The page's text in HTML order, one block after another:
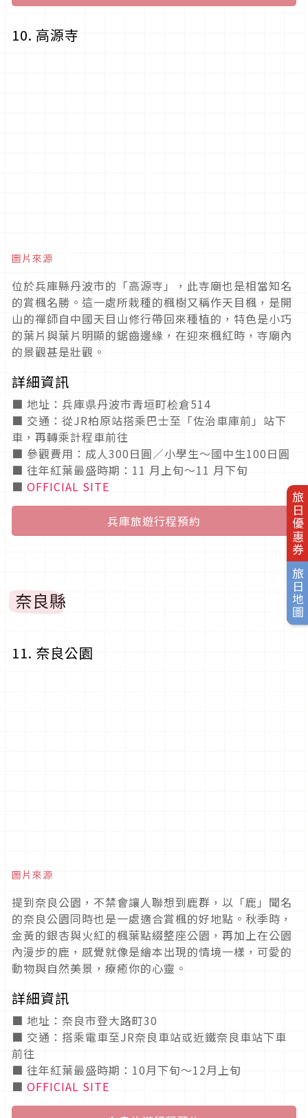
旅日優惠券
旅日地圖
10. 高源寺
圖片來源
位於兵庫縣丹波市的「高源寺」，此寺廟也是相當知名
的賞楓名勝。這一處所栽種的楓樹又稱作天目楓，是開
山的禪師自中國天目山修行帶回來種植的，特色是小巧
的葉片與葉片明顯的鋸齒邊緣，在迎來楓紅時，寺廟內
的景觀甚是壯觀。
詳細資訊
■ 地址：兵庫県丹波市青垣町桧倉514
■ 交通：從JR柏原站搭乘巴士至「佐治車庫前」站下
車，再轉乘計程車前往
■ 參觀費用：成人300日圓／小學生～國中生100日圓
■ 往年紅葉最盛時期：11 月上旬～11 月下旬
■ OFFICIAL SITE
兵庫旅遊行程預約
奈良縣
11. 奈良公園
圖片來源
提到奈良公園，不禁會讓人聯想到鹿群，以「鹿」聞名
的奈良公園同時也是一處適合賞楓的好地點。秋季時，
金黃的銀杏與火紅的楓葉點綴整座公園，再加上在公園
內漫步的鹿，感覺就像是繪本出現的情境一樣，可愛的
動物與自然美景，療癒你的心靈。
詳細資訊
■ 地址：奈良市登大路町30
■ 交通：搭乘電車至JR奈良車站或近鐵奈良車站下車
前往
■ 往年紅葉最盛時期：10月下旬～12月上旬
■ OFFICIAL SITE